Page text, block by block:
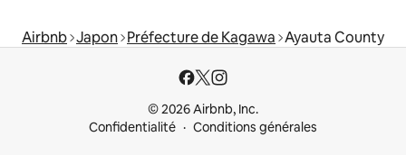
Airbnb Japon Préfecture de Kagawa Ayauta County
© 2026 Airbnb, Inc.
Confidentialité
Conditions générales